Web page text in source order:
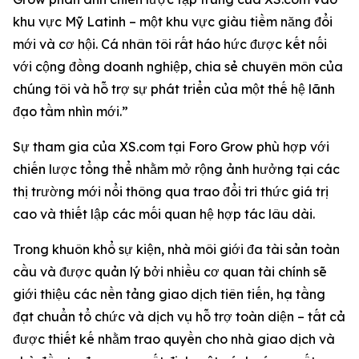
khu vực Mỹ Latinh – một khu vực giàu tiềm năng đổi
mới và cơ hội. Cá nhân tôi rất háo hức được kết nối
với cộng đồng doanh nghiệp, chia sẻ chuyên môn của
chúng tôi và hỗ trợ sự phát triển của một thế hệ lãnh
đạo tầm nhìn mới.”
Sự tham gia của XS.com tại Foro Grow phù hợp với
chiến lược tổng thể nhằm mở rộng ảnh hưởng tại các
thị trường mới nổi thông qua trao đổi tri thức giá trị
cao và thiết lập các mối quan hệ hợp tác lâu dài.
Trong khuôn khổ sự kiện, nhà môi giới đa tài sản toàn
cầu và được quản lý bởi nhiều cơ quan tài chính sẽ
giới thiệu các nền tảng giao dịch tiên tiến, hạ tầng
đạt chuẩn tổ chức và dịch vụ hỗ trợ toàn diện – tất cả
được thiết kế nhằm trao quyền cho nhà giao dịch và